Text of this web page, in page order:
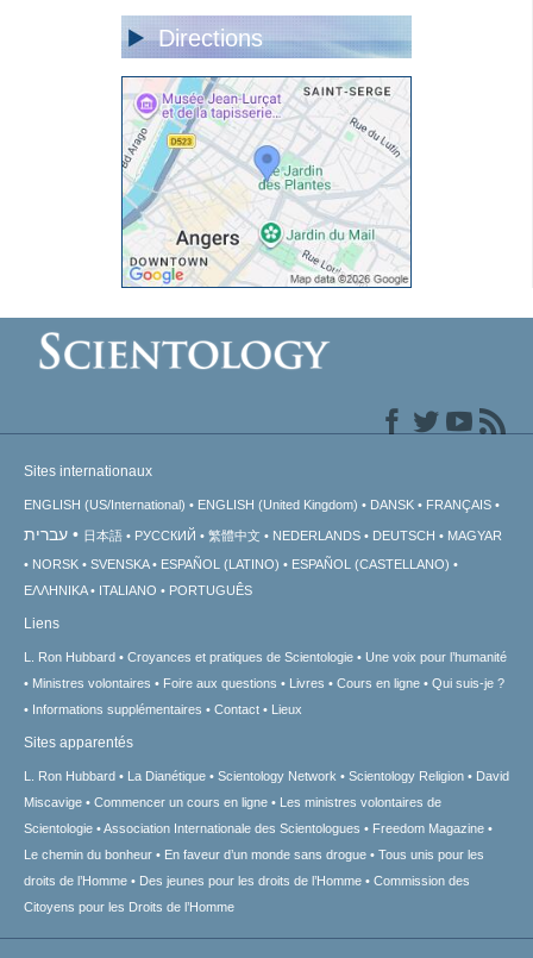
Directions
Sites internationaux
ENGLISH (US/International) ENGLISH (United Kingdom) DANSK FRANÇAIS
עברית 日本語 РУССКИЙ 繁體中文 NEDERLANDS DEUTSCH
MAGYAR
NORSK
SVENSKA ESPAÑOL (LATINO)
ESPAÑOL (CASTELLANO)
ΕΛΛΗΝΙΚA
ITALIANO PORTUGUÊS
Liens
L. Ron Hubbard Croyances et pratiques de Scientologie
Une voix pour l’humanité
Ministres volontaires
Foire aux questions Livres Cours en ligne
Qui suis-je ?
Informations supplémentaires
Contact Lieux
Sites apparentés
L. Ron Hubbard La Dianétique Scientology Network Scientology Religion
David
Miscavige
Commencer un cours en ligne
Les ministres volontaires de
Scientologie
Association Internationale des Scientologues
Freedom Magazine
Le chemin du bonheur
En faveur d’un monde sans drogue
Tous unis pour les
droits de l’Homme
Des jeunes pour les droits de l’Homme
Commission des
Citoyens pour les Droits de l’Homme